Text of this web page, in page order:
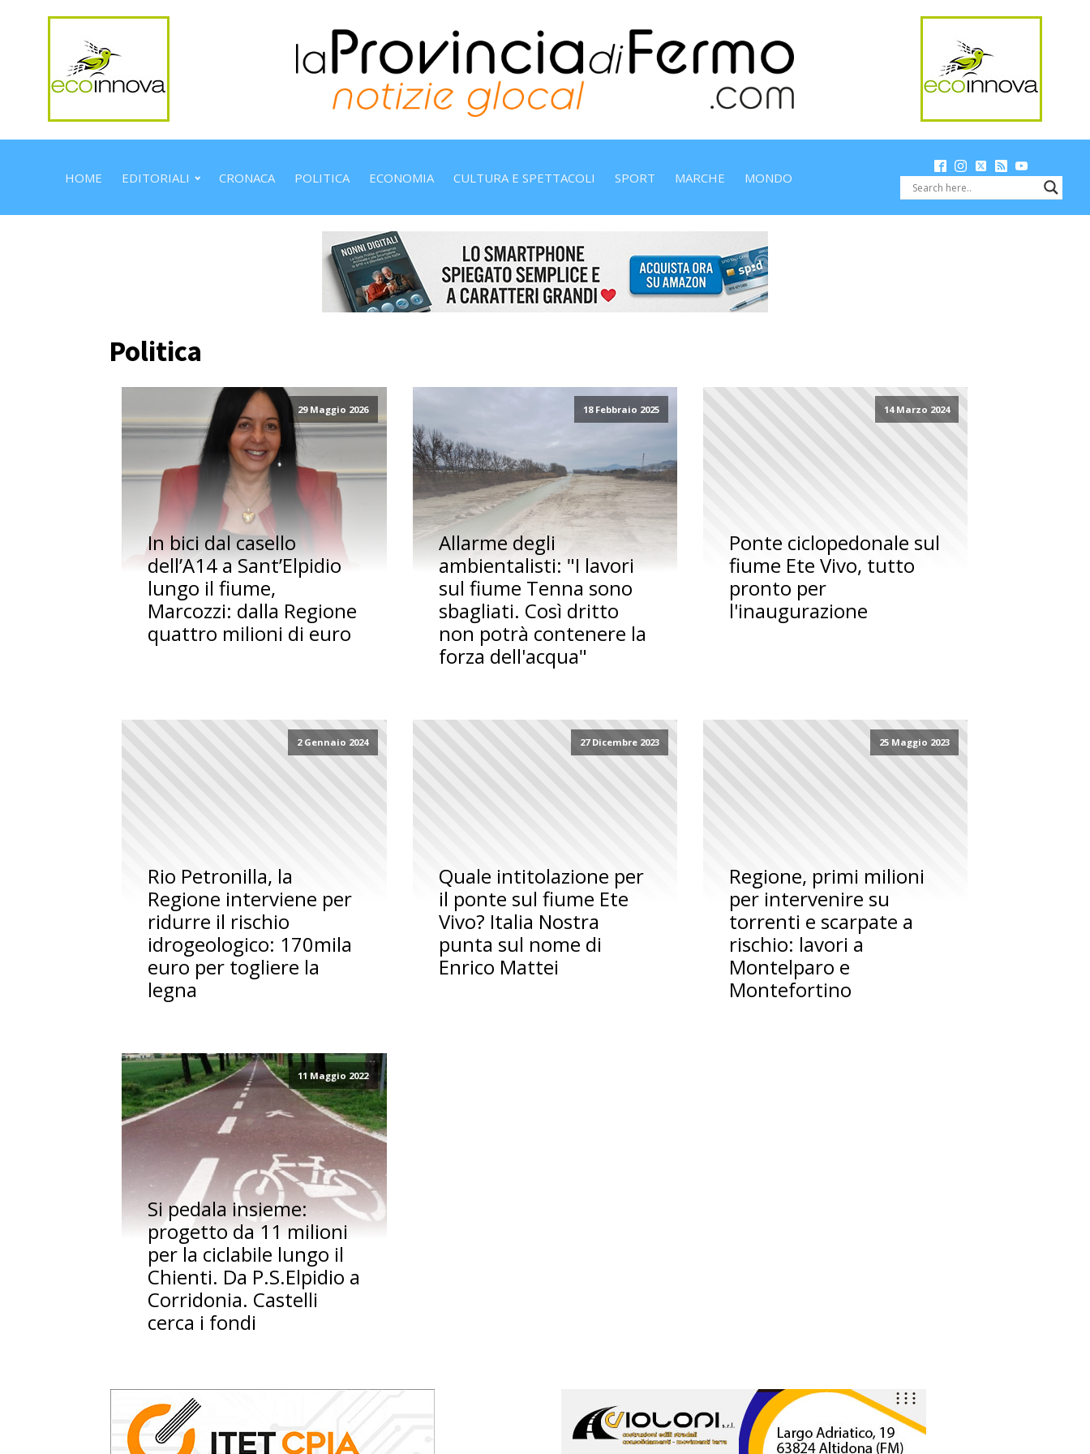
HOME EDITORIALI CRONACA POLITICA ECONOMIA CULTURA E SPETTACOLI SPORT MARCHE MONDO
Politica
29 Maggio 2026
In bici dal casello
dell’A14 a Sant’Elpidio
lungo il fiume,
Marcozzi: dalla Regione
quattro milioni di euro
18 Febbraio 2025
Allarme degli
ambientalisti: "I lavori
sul fiume Tenna sono
sbagliati. Così dritto
non potrà contenere la
forza dell'acqua"
14 Marzo 2024
Ponte ciclopedonale sul
fiume Ete Vivo, tutto
pronto per
l'inaugurazione
2 Gennaio 2024
Rio Petronilla, la
Regione interviene per
ridurre il rischio
idrogeologico: 170mila
euro per togliere la
legna
27 Dicembre 2023
Quale intitolazione per
il ponte sul fiume Ete
Vivo? Italia Nostra
punta sul nome di
Enrico Mattei
25 Maggio 2023
Regione, primi milioni
per intervenire su
torrenti e scarpate a
rischio: lavori a
Montelparo e
Montefortino
11 Maggio 2022
Si pedala insieme:
progetto da 11 milioni
per la ciclabile lungo il
Chienti. Da P.S.Elpidio a
Corridonia. Castelli
cerca i fondi